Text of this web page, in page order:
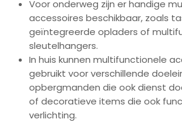
Voor onderweg zijn er handige
accessoires beschikbaar, zoals
geïntegreerde opladers of
sleutelhangers.
In huis kunnen multifunctionele
gebruikt voor verschillende
opbergmanden die ook dienst
of decoratieve items die ook
verlichting.